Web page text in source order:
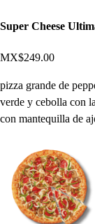
Super Cheese
MX$249.00
pizza grande de
verde y cebolla con
con mantequilla de